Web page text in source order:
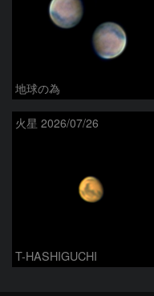
地球の為
火星 2026/07/26
T-HASHIGUCHI